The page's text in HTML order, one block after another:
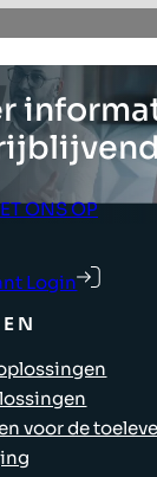
ONS OP
Login
voor de